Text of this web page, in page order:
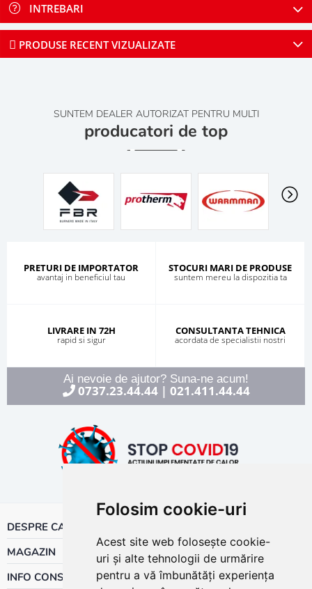
Folosim cookie-uri
Acest site web folosește cookie-
uri și alte tehnologii de urmărire
pentru a vă îmbunătăți experiența
INTREBARI
PRODUSE RECENT VIZUALIZATE
SUNTEM DEALER AUTORIZAT PENTRU MULTI
producatori de top
PRETURI DE IMPORTATOR
avantaj in beneficiul tau
STOCURI MARI DE PRODUSE
suntem mereu la dispozitia ta
LIVRARE IN 72H
rapid si sigur
CONSULTANTA TEHNICA
acordata de specialistii nostri
Ai nevoie de ajutor? Suna-ne acum!
0737.23.44.44| 021.411.44.44
DESPRE CALOR
MAGAZIN
INFO CONSUMATOR